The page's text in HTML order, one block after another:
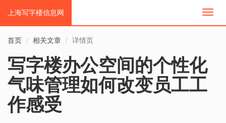
切
上海写字楼信息网
首页 相关文章 详情页
写字楼办公空间的个性化
气味管理如何改变员工工
作感受